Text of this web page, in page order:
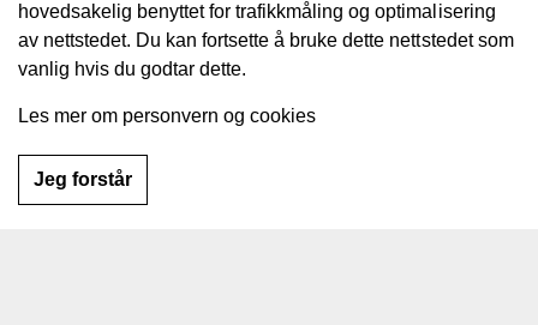
hovedsakelig benyttet for trafikkmåling og optimalisering
av nettstedet. Du kan fortsette å bruke dette nettstedet som
vanlig hvis du godtar dette.
Les mer om personvern og cookies
Jeg forstår